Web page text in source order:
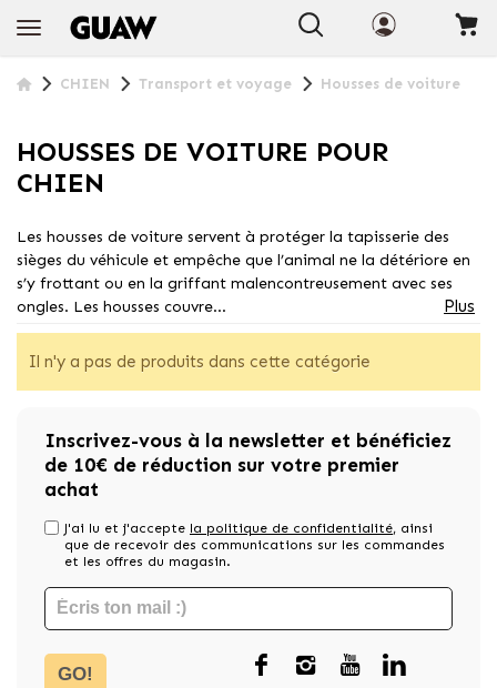
CHIEN Transport et voyage Housses de voiture
HOUSSES DE VOITURE POUR
CHIEN
Les housses de voiture servent à protéger la tapisserie des
sièges du véhicule et empêche que l’animal ne la détériore en
s’y frottant ou en la griffant malencontreusement avec ses
ongles. Les housses couvre...
Plus
Il n'y a pas de produits dans cette catégorie
Inscrivez-vous à la newsletter et bénéficiez
de 10€ de réduction sur votre premier
achat
J'ai lu et j'accepte la politique de confidentialité, ainsi
que de recevoir des communications sur les commandes
et les offres du magasin.
GO!